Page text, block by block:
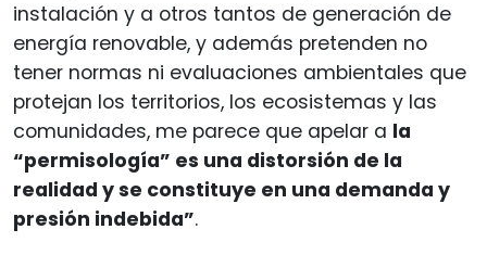
instalación y a otros tantos de generación de
energía renovable, y además pretenden no
tener normas ni evaluaciones ambientales que
protejan los territorios, los ecosistemas y las
comunidades, me parece que apelar a la
“permisología” es una distorsión de la
realidad y se constituye en una demanda y
presión indebida”.